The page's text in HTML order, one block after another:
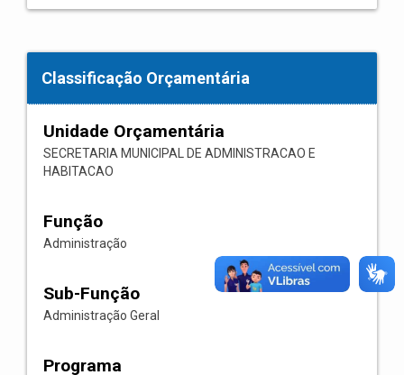
Classificação Orçamentária
Unidade Orçamentária
SECRETARIA MUNICIPAL DE ADMINISTRACAO E
HABITACAO
Função
Administração
Sub-Função
Administração Geral
Programa